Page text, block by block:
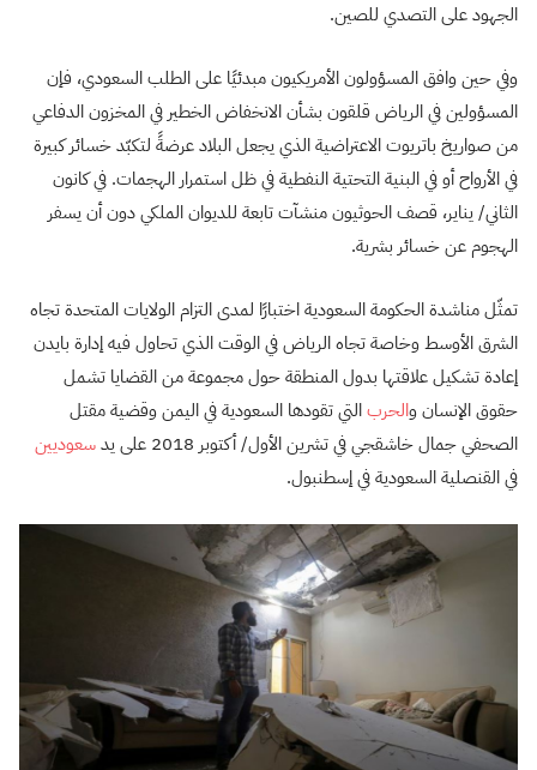
الجهود على التصدي للصين.
وفي حين وافق المسؤولون الأمريكيون مبدئيًا على الطلب السعودي، فإن
المسؤولين في الرياض قلقون بشأن الانخفاض الخطير في المخزون الدفاعي
من صواريخ باتريوت الاعتراضية الذي يجعل البلاد عرضةً لتكبّد خسائر كبيرة
في الأرواح أو في البنية التحتية النفطية في ظل استمرار الهجمات. في كانون
الثاني/ يناير، قصف الحوثيون منشآت تابعة للديوان الملكي دون أن يسفر
الهجوم عن خسائر بشرية.
تمثّل مناشدة الحكومة السعودية اختبارًا لمدى التزام الولايات المتحدة تجاه
الشرق الأوسط وخاصة تجاه الرياض في الوقت الذي تحاول فيه إدارة بايدن
إعادة تشكيل علاقتها بدول المنطقة حول مجموعة من القضايا تشمل
حقوق الإنسان والحربالتي تقودها السعودية في اليمن وقضية مقتل
الصحفي جمال خاشقجي في تشرين الأول/ أكتوبر 2018 على يد
سعوديين
في القنصلية السعودية في إسطنبول.